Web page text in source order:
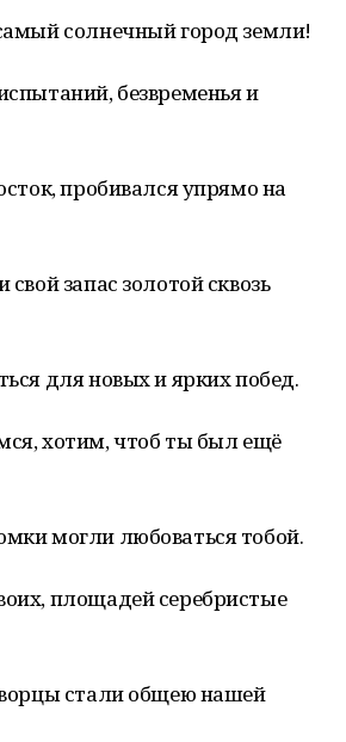
солнечный город земли!
безвременья и
пробивался упрямо на
запас золотой сквозь
для новых и ярких побед.
хотим, чтоб ты был ещё
могли любоваться тобой.
площадей серебристые
стали общею нашей